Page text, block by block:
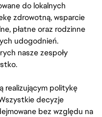
do lokalnych
zdrowotną, wsparcie
płatne oraz rodzinne
udogodnień.
nasze zespoły
realizującym politykę
decyzje
bez względu na